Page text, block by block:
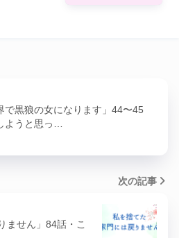
で黒狼の女になります」44〜45
ようと思っ…
次の記事
ません」84話・こ